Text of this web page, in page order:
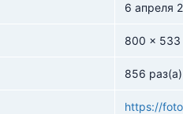
6 апреля
800 x 533
856 раз(а)
https://